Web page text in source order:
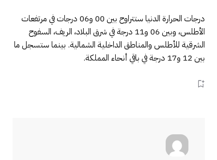
درجات الحرارة الدنيا ستتراوح بين 00 و06 درجات في مرتفعات
الأطلس، وبين 06 و11 درجة في شرق البلاد، الريف، السفوح
الشرقية للأطلس والمناطق الداخلية الشمالية. بينما ستسجل ما
بين 12 و17 درجة في باقي أنحاء المملكة.